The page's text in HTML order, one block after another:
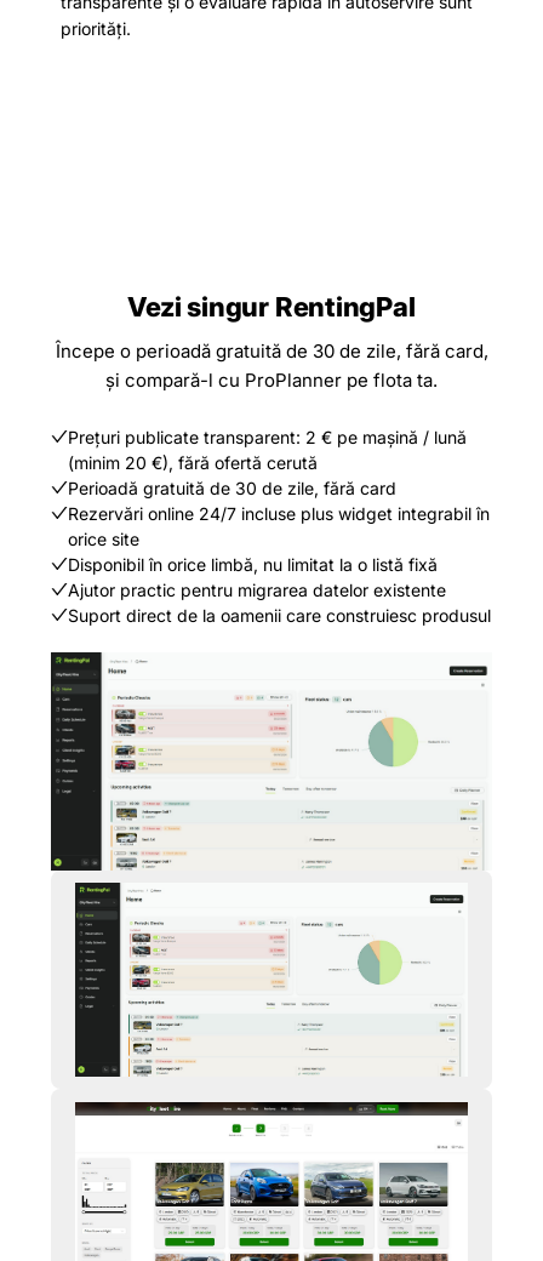
priorități.
Vezi singur RentingPal
Începe o perioadă gratuită de 30 de zile, fără card,
și compară-l cu ProPlanner pe flota ta.
Prețuri publicate transparent: 2 € pe mașină / lună
(minim 20 €), fără ofertă cerută
Perioadă gratuită de 30 de zile, fără card
Rezervări online 24/7 incluse plus widget integrabil în
orice site
Disponibil în orice limbă, nu limitat la o listă fixă
Ajutor practic pentru migrarea datelor existente
Suport direct de la oamenii care construiesc produsul